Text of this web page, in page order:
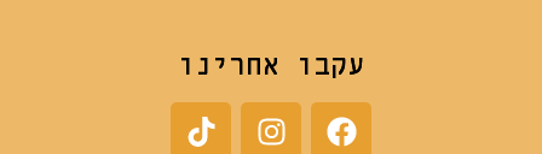
עקבו אחרינו